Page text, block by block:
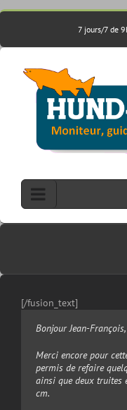
Passer
contenu
7 jours/7 de
[/fusion_text]
Bonjour Jean-François,
Merci encore pour
permis de refaire
ainsi que deux truites
cm.